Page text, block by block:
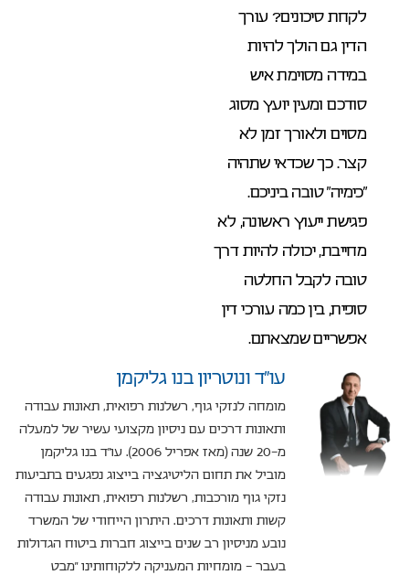
לקחת סיכונים? עורך
הדין גם הולך להיות
במידה מסוימת איש
סודכם ומעין יועץ מסוג
מסוים ולאורך זמן לא
קצר. כך שכדאי שתהיה
“כימיה” טובה ביניכם.
פגישת ייעוץ ראשונה, לא
מחייבת, יכולה להיות דרך
טובה לקבל החלטה
סופית, בין כמה עורכי דין
אפשריים שמצאתם.
עו”ד ונוטריון בנו גליקמן
מומחה לנזקי גוף, רשלנות רפואית, תאונות עבודה
ותאונות דרכים עם ניסיון מקצועי עשיר של למעלה
מ-20 שנה (מאז אפריל 2006). עו"ד בנו גליקמן
מוביל את תחום הליטיגציה בייצוג נפגעים בתביעות
נזקי גוף מורכבות, רשלנות רפואית, תאונות עבודה
קשות ותאונות דרכים. היתרון הייחודי של המשרד
נובע מניסיון רב שנים בייצוג חברות ביטוח הגדולות
בעבר – מומחיות המעניקה ללקוחותינו "מבט